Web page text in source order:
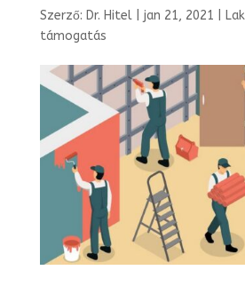
Szerző: Dr. Hitel| jan 21, 2021
támogatás